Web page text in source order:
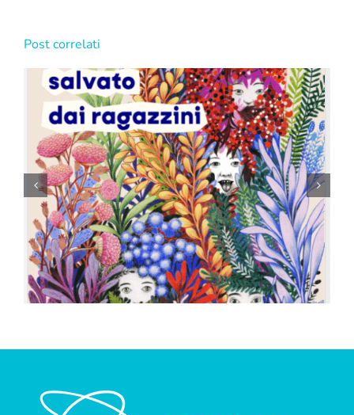
Post correlati
C&S a Didacta 2026